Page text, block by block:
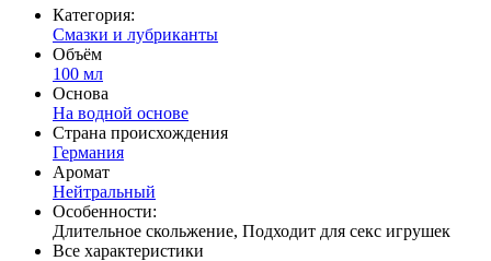
Категория:
Смазки и лубриканты
Объём
100 мл
Основа
На водной основе
Страна происхождения
Германия
Аромат
Нейтральный
Особенности:
Длительное скольжение, Подходит для секс игрушек
Все характеристики